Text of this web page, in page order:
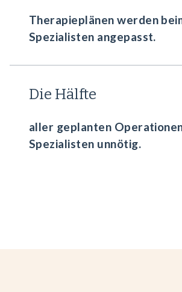
Therapieplänen werden
Spezialisten angepasst.
Die Hälfte
aller geplanten
Spezialisten unnötig.